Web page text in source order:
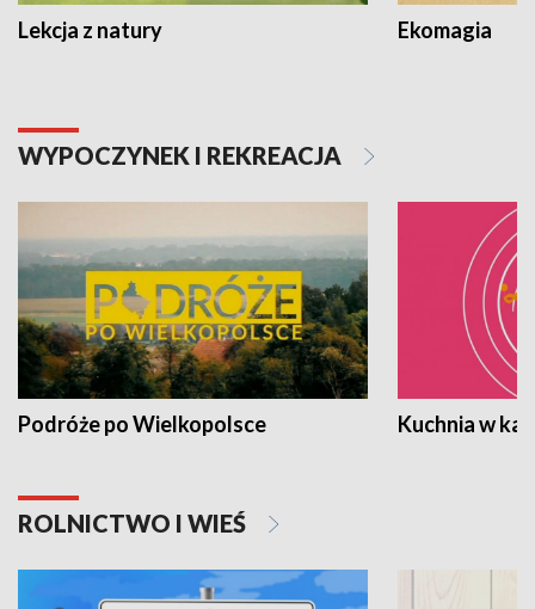
Lekcja z natury Ekomagia
WYPOCZYNEK I REKREACJA
Podróże po Wielkopolsce Kuchnia w
ROLNICTWO I WIEŚ